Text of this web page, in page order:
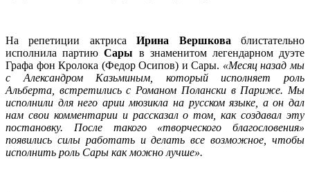
На репетиции актрисаИрина Вершкова блистательно
исполнила партиюСары в знаменитом легендарном дуэте
Графа фон Кролока (Федор Осипов) и Сары. «Месяц назад мы
с Александром Казьминым, который исполняет роль
Альберта, встретились с Романом Полански в Париже. Мы
исполнили для него арии мюзикла на русском языке, а он дал
нам свои комментарии и рассказал о том, как создавал эту
постановку. После такого «творческого благословения»
появились силы работать и делать все возможное, чтобы
исполнить роль Сары как можно лучше».